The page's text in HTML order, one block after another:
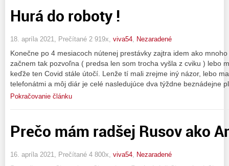
Hurá do roboty !
18. apríla 2021, Prečítané 2 919x, viva54 Nezaradené
Konečne po 4 mesiacoch nútenej prestávky zajtra idem ako
začnem tak pozvoľna ( predsa len som trocha vyšla z cviku ) lebo
keďže ten Covid stále útočí. Lenže tí mali zrejme iný názor, lebo
telefonátmi a môj diár je celé nasledujúce dva týždne beznádejne
Pokračovanie článku
Prečo mám radšej Rusov ako
16. apríla 2021, Prečítané 4 800x, viva54 Nezaradené